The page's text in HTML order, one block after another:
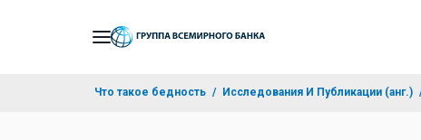
Что такое бедность Исследования И Публикации (анг.)